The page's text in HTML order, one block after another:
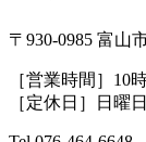
〒930-0985 富山
［営業時間］10
［定休日］日曜